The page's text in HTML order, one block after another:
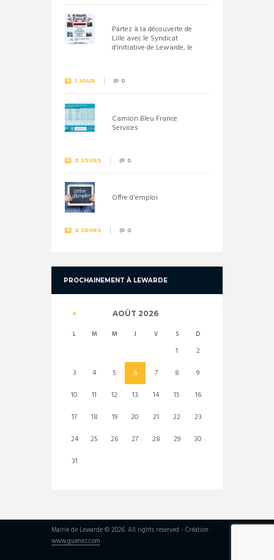
Partez à la découverte de
Lille avec le Syndicat
d’initiative de Lewarde, le
1 JOUR 0
Camion Bleu France
Services
2 JOURS 0
Offre d'emploi
2 JOURS 0
PROCHAINEMENT À LEWARDE
AOÛT 2026
L M M J V S D
1
2
3
4 5 6 7 8
9
10
11 12 13 14 15
16
17
18 19 20 21 22
23
24
25 26 27 28 29
30
31
Mairie de Lewarde © 2026. All rights reserved - Création :
www.guenez.com